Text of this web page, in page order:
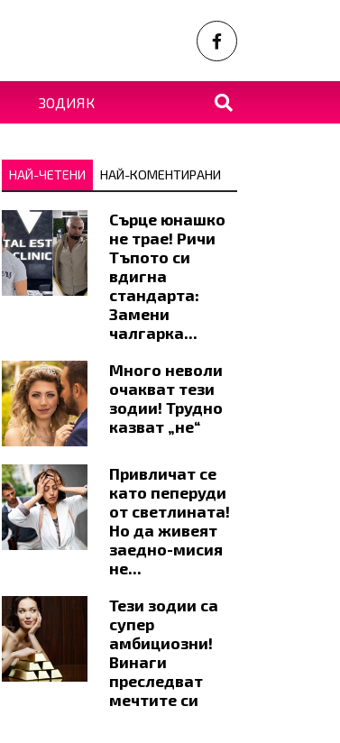
ЗОДИЯК
НАЙ-ЧЕТЕНИ НАЙ-КОМЕНТИРАНИ
Сърце юнашко
не трае! Ричи
Тъпото си
вдигна
стандарта:
Замени
чалгарка...
Много неволи
очакват тези
зодии! Трудно
казват „не“
Привличат се
като пеперуди
от светлината!
Но да живеят
заедно-мисия
не...
Тези зодии са
супер
амбициозни!
Винаги
преследват
мечтите си